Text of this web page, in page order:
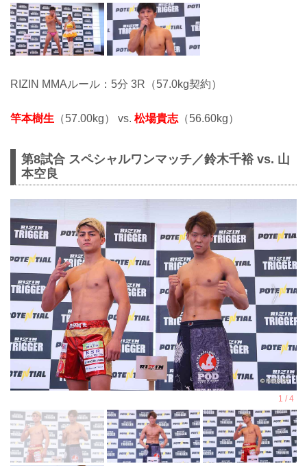
RIZIN MMAルール：5分 3R（57.0kg契約）
竿本樹生 （57.00kg） vs. 松場貴志 （56.60kg）
第8試合 スペシャルワンマッチ／鈴木千裕 vs. 山
本空良